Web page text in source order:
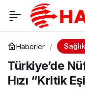
Haberler Sağlık
Türkiye’de
Hızı “Kritik
Türkiye’de Nüfus
Alarmı:
Hızı “Kritik